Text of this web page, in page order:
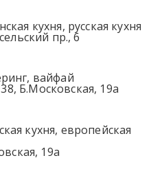
кухня, русская кухня
пр., 6
вайфай
Б.Московская, 19а
кухня, европейская
19а